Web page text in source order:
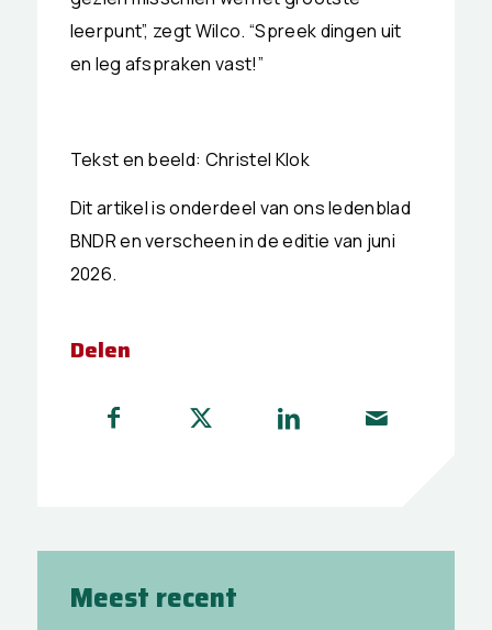
leerpunt”, zegt Wilco. “Spreek dingen uit
en leg afspraken vast!”
Tekst en beeld: Christel Klok
Dit artikel is onderdeel van ons ledenblad
BNDR en verscheen in de editie van juni
2026.
Delen
Meest recent